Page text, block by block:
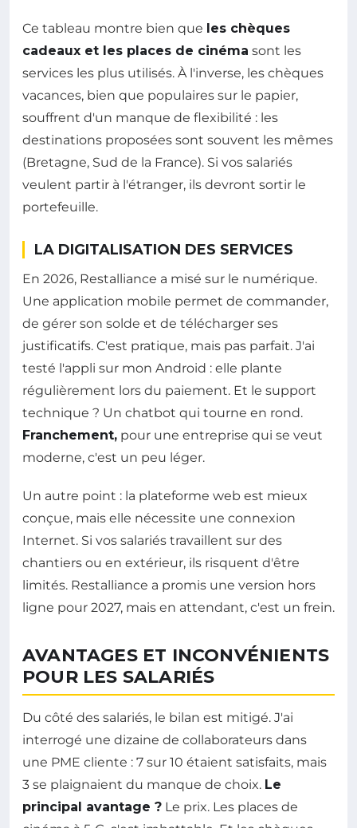
Ce tableau montre bien que les chèques
cadeaux et les places de cinéma sont les
services les plus utilisés. À l'inverse, les chèques
vacances, bien que populaires sur le papier,
souffrent d'un manque de flexibilité : les
destinations proposées sont souvent les mêmes
(Bretagne, Sud de la France). Si vos salariés
veulent partir à l'étranger, ils devront sortir le
portefeuille.
LA DIGITALISATION DES SERVICES
En 2026, Restalliance a misé sur le numérique.
Une application mobile permet de commander,
de gérer son solde et de télécharger ses
justificatifs. C'est pratique, mais pas parfait. J'ai
testé l'appli sur mon Android : elle plante
régulièrement lors du paiement. Et le support
technique ? Un chatbot qui tourne en rond.
Franchement, pour une entreprise qui se veut
moderne, c'est un peu léger.
Un autre point : la plateforme web est mieux
conçue, mais elle nécessite une connexion
Internet. Si vos salariés travaillent sur des
chantiers ou en extérieur, ils risquent d'être
limités. Restalliance a promis une version hors
ligne pour 2027, mais en attendant, c'est un frein.
AVANTAGES ET INCONVÉNIENTS
POUR LES SALARIÉS
Du côté des salariés, le bilan est mitigé. J'ai
interrogé une dizaine de collaborateurs dans
une PME cliente : 7 sur 10 étaient satisfaits, mais
3 se plaignaient du manque de choix. Le
principal avantage ? Le prix. Les places de